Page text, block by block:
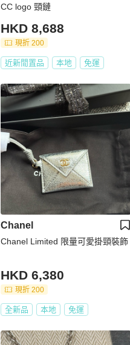
CC logo 頸鏈
HKD 8,688
現折 200
近新閒置品 本地 免運
Chanel
Chanel Limited 限量可愛掛頸裝飾
HKD 6,380
現折 200
全新品 本地 免運